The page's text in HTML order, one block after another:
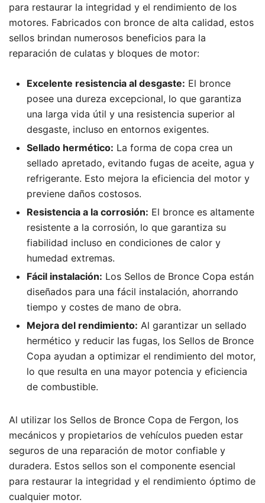
para restaurar la integridad y el rendimiento de los
motores. Fabricados con bronce de alta calidad, estos
sellos brindan numerosos beneficios para la
reparación de culatas y bloques de motor:
Excelente resistencia al desgaste: El bronce
posee una dureza excepcional, lo que garantiza
una larga vida útil y una resistencia superior al
desgaste, incluso en entornos exigentes.
Sellado hermético: La forma de copa crea un
sellado apretado, evitando fugas de aceite, agua y
refrigerante. Esto mejora la eficiencia del motor y
previene daños costosos.
Resistencia a la corrosión: El bronce es altamente
resistente a la corrosión, lo que garantiza su
fiabilidad incluso en condiciones de calor y
humedad extremas.
Fácil instalación: Los Sellos de Bronce Copa están
diseñados para una fácil instalación, ahorrando
tiempo y costes de mano de obra.
Mejora del rendimiento: Al garantizar un sellado
hermético y reducir las fugas, los Sellos de Bronce
Copa ayudan a optimizar el rendimiento del motor,
lo que resulta en una mayor potencia y eficiencia
de combustible.
Al utilizar los Sellos de Bronce Copa de Fergon, los
mecánicos y propietarios de vehículos pueden estar
seguros de una reparación de motor confiable y
duradera. Estos sellos son el componente esencial
para restaurar la integridad y el rendimiento óptimo de
cualquier motor.